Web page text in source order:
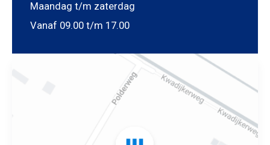
Maandag t/m zaterdag
Vanaf 09.00 t/m 17.00